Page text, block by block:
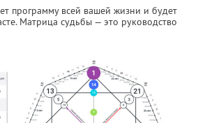
программу всей вашей жизни и будет
Матрица судьбы — это руководство